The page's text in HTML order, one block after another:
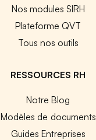
Nos modules SIRH
Plateforme QVT
Tous nos outils
RESSOURCES RH
Notre Blog
Modèles de documents
Guides Entreprises